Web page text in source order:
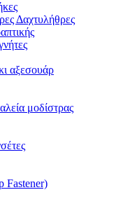
Δαχτυλήθρες
αξεσουάρ
μοδίστρας
Fastener)